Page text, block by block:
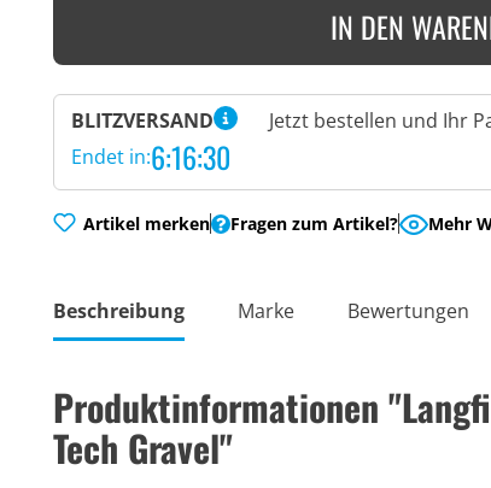
IN DEN
BLITZVERSAND
Jetzt bestellen und Ihr
Endet in:6:16:29
Artikel merken Fragen zum Artikel? Mehr
Beschreibung Marke Bewertungen
Produktinformationen
Tech Gravel"